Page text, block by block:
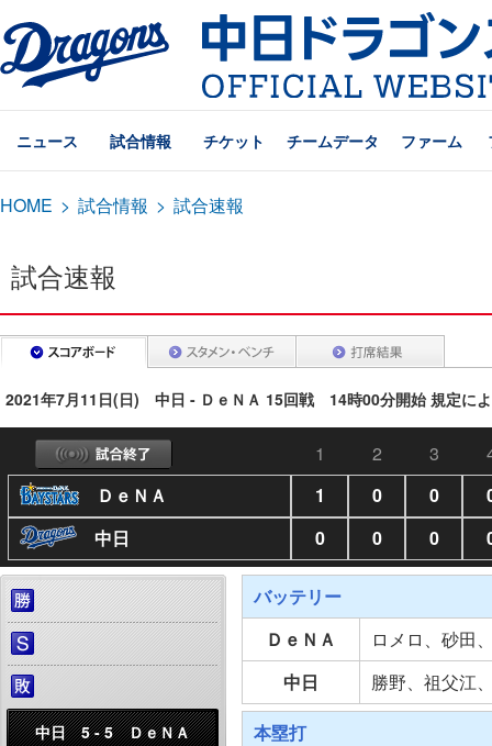
ニュース 試合情報 チケット チームデータ ファーム
HOME > 試合情報 > 試合速報
試合速報
2021年7月11日(日) 中日 - ＤｅＮＡ 15回戦 14時00分開始 規定に
1 2 3
ＤｅＮＡ
1 0 0
中日
0 0 0
中日 5 - 5 ＤｅＮＡ
バッテリー
ＤｅＮＡ
ロメロ、砂田
中日
勝野、祖父江
本塁打